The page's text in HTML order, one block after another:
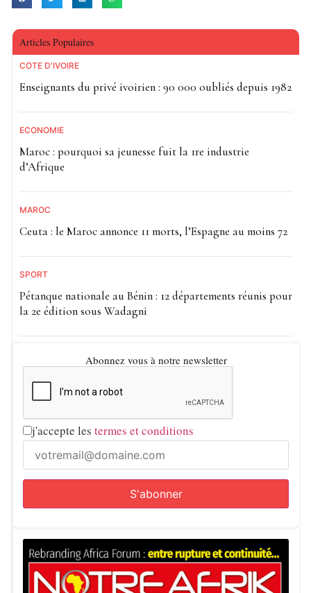
Articles Populaires
CÔTE D'IVOIRE
Enseignants du privé ivoirien : 90 000 oubliés depuis 1982
ECONOMIE
Maroc : pourquoi sa jeunesse fuit la 1re industrie
d’Afrique
MAROC
Ceuta : le Maroc annonce 11 morts, l’Espagne au moins 72
SPORT
Pétanque nationale au Bénin : 12 départements réunis pour
la 2e édition sous Wadagni
Abonnez vous à notre newsletter
j'accepte les termes et conditions